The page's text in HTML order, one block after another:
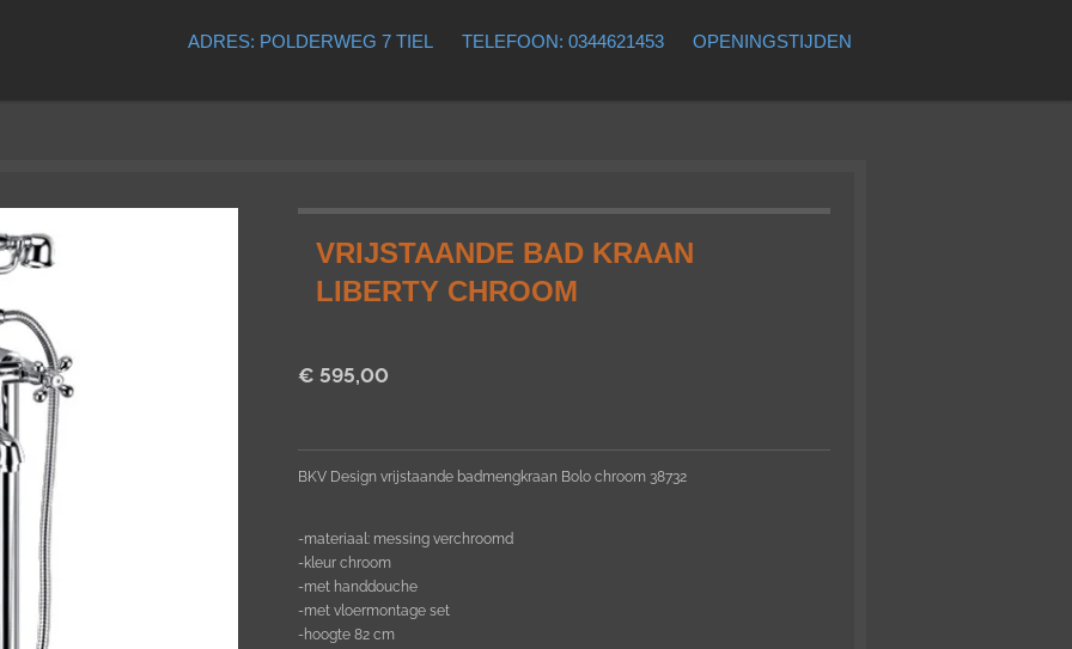
ADRES: POLDERWEG 7 TIEL TELEFOON: 0344621453 OPENINGSTIJDEN
VRIJSTAANDE BAD KRAAN
LIBERTY CHROOM
€ 595,00
BKV Design vrijstaande badmengkraan Bolo chroom 38732
-materiaal: messing verchroomd
-kleur chroom
-met handdouche
-met vloermontage set
-hoogte 82 cm